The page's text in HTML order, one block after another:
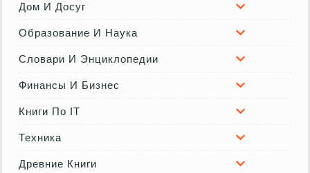
Дом И Досуг
Образование И Наука
Словари И Энциклопедии
Финансы И Бизнес
Книги По IT
Техника
Древние Книги